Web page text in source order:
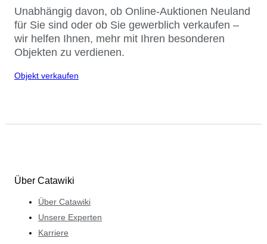
Unabhängig davon, ob Online-Auktionen Neuland
für Sie sind oder ob Sie gewerblich verkaufen –
wir helfen Ihnen, mehr mit Ihren besonderen
Objekten zu verdienen.
Objekt verkaufen
Über Catawiki
Über Catawiki
Unsere Experten
Karriere